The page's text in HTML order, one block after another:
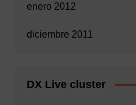
enero 2012
diciembre 2011
DX Live cluster